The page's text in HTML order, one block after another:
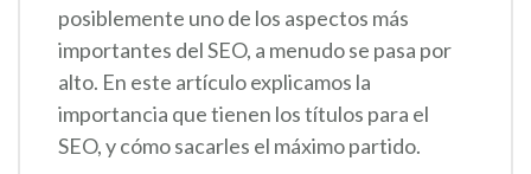
posiblemente uno de los aspectos más
importantes del SEO, a menudo se pasa por
alto. En este artículo explicamos la
importancia que tienen los títulos para el
SEO, y cómo sacarles el máximo partido.